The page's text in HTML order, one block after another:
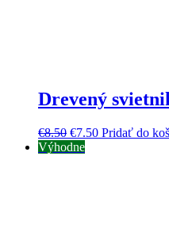
Drevený
€8.50 €7.50 Pridať do
Výhodne